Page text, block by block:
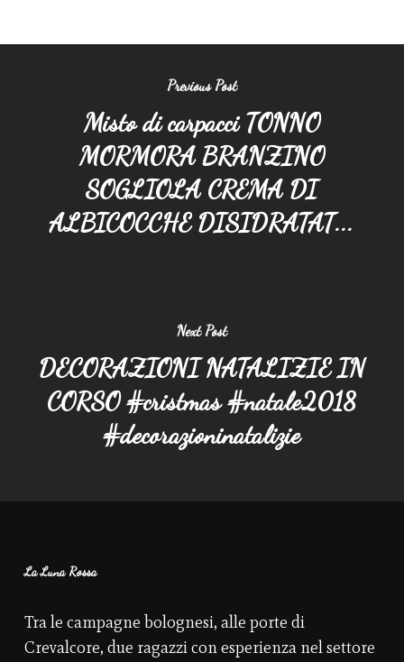
Previous Post
Misto di carpacci TONNO
MORMORA BRANZINO
SOGLIOLA CREMA DI
ALBICOCCHE DISIDRATAT...
Next Post
DECORAZIONI NATALIZIE IN
CORSO #cristmas #natale2018
#decorazioninatalizie
La Luna Rossa
Tra le campagne bolognesi, alle porte di
Crevalcore, due ragazzi con esperienza nel settore